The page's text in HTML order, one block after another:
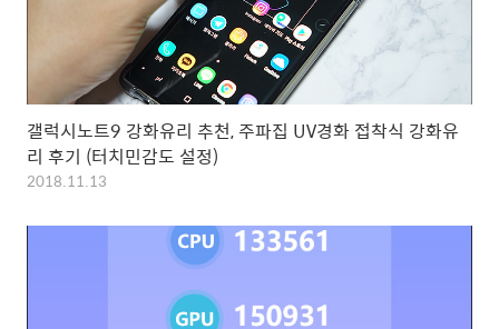
갤럭시노트9 강화유리 추천, 주파집 UV경화 접착식 강화유
리 후기 (터치민감도 설정)
2018.11.13